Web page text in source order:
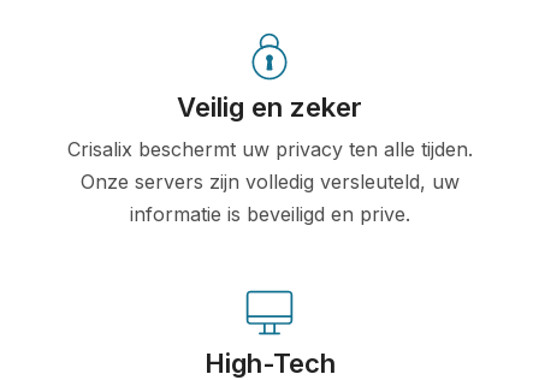
Veilig en zeker
Crisalix beschermt uw privacy ten alle tijden.
Onze servers zijn volledig versleuteld, uw
informatie is beveiligd en prive.
High-Tech